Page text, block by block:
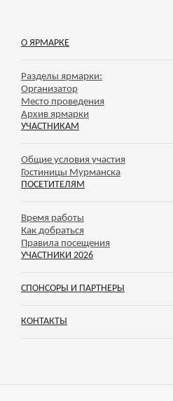
О ЯРМАРКЕ
Разделы ярмарки:
Организатор
Место проведения
Архив ярмарки
УЧАСТНИКАМ
Общие условия участия
Гостиницы Мурманска
ПОСЕТИТЕЛЯМ
Время работы
Как добраться
Правила посещения
УЧАСТНИКИ 2026
СПОНСОРЫ И ПАРТНЕРЫ
КОНТАКТЫ